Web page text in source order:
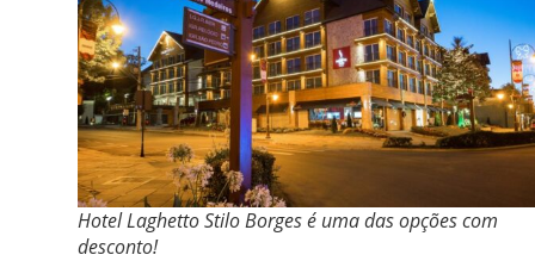
Hotel Laghetto Stilo Borges é uma das opções com
desconto!